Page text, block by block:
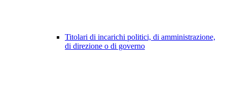
Titolari di incarichi politici, di amministrazione,
di direzione o di governo